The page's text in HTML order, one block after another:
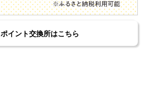
ポイント交換所はこちら